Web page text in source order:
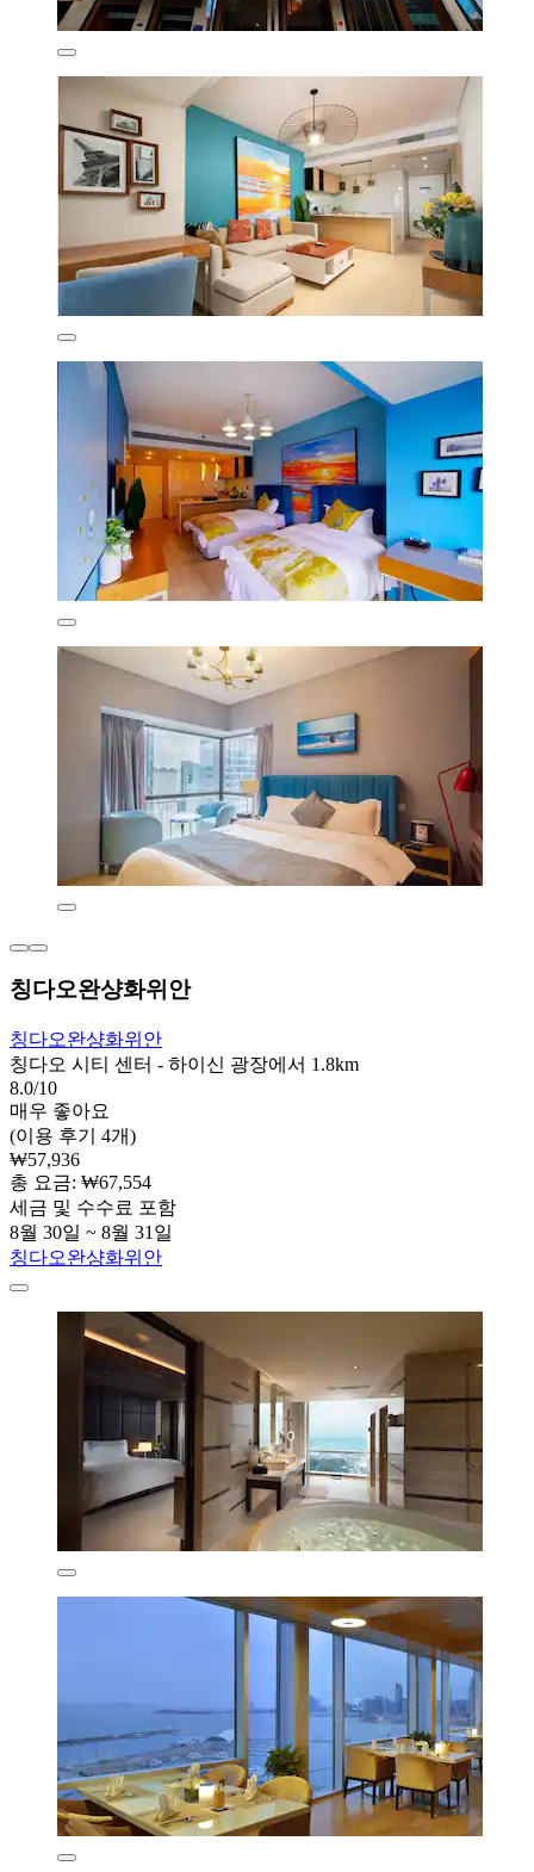
칭다오완샹화위안
칭다오완샹화위안
칭다오 시티 센터 - 하이신 광장에서 1.8km
8.0/10
매우 좋아요
(이용 후기 4개)
₩57,936
총 요금: ₩67,554
세금 및 수수료 포함
8월 30일 ~ 8월 31일
칭다오완샹화위안